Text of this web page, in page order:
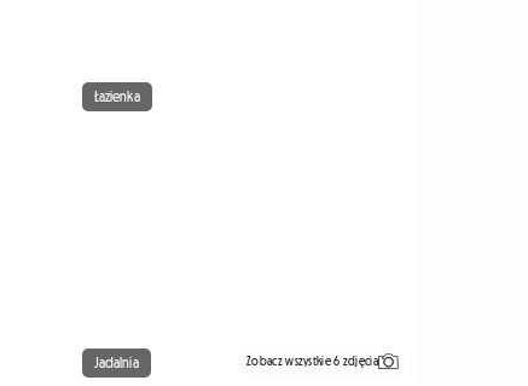
Łazienka
Jadalnia Zobacz wszystkie 6 zdjęcia